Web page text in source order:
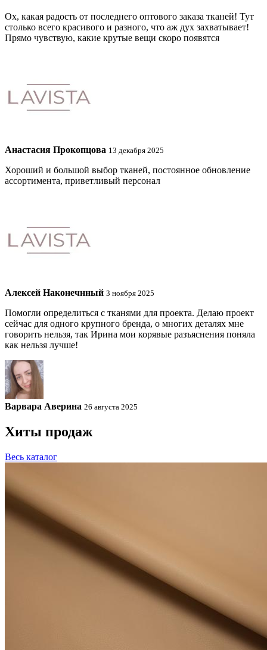
Ох, какая радость от последнего оптового заказа тканей! Тут
столько всего красивого и разного, что аж дух захватывает!
Прямо чувствую, какие крутые вещи скоро появятся
Анастасия Прокопцова 13 декабря 2025
Хороший и большой выбор тканей, постоянное обновление
ассортимента, приветливый персонал
Алексей Наконечнный 3 ноября 2025
Помогли определиться с тканями для проекта. Делаю проект
сейчас для одного крупного бренда, о многих деталях мне
говорить нельзя, так Ирина мои корявые разъяснения поняла
как нельзя лучше!
Варвара Аверина 26 августа 2025
Хиты продаж
Весь каталог